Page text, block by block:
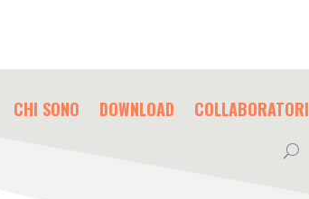
CHI SONO DOWNLOAD COLLABORATORI